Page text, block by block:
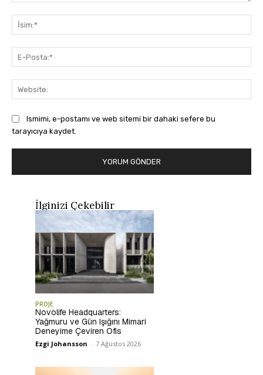
Ismimi, e-postamı ve web sitemi bir dahaki sefere bu
tarayıcıya kaydet.
İlginizi Çekebilir
PROJE
Novolife Headquarters:
Yağmuru ve Gün Işığını Mimari
Deneyime Çeviren Ofis
Ezgi Johansson - 7 Ağustos 2026